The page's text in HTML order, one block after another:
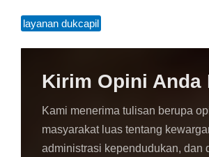
layanan dukcapil
Kirim Opini Anda
Kami menerima tulisan berupa
masyarakat luas tentang
administrasi kependudukan, dan